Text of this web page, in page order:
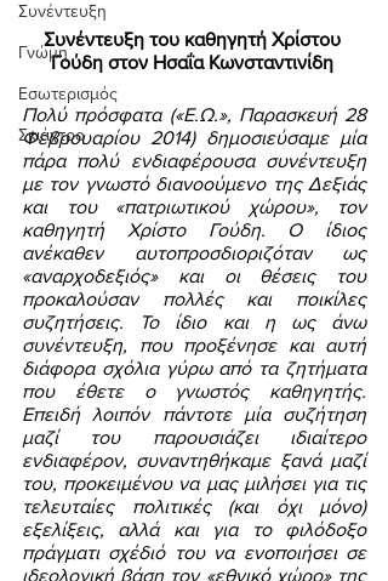
Συνέντευξη
Γνώμη
Εσωτερισμός
Σκιάχτρο
Συνέντευξη του καθηγητή Χρίστου
Γούδη στον Ησαΐα Κωνσταντινίδη
Πολύ πρόσφατα («Ε.Ω.», Παρασκευή 28
Φεβρουαρίου 2014) δημοσιεύσαμε μία
πάρα πολύ ενδιαφέρουσα συνέντευξη
με τον γνωστό διανοούμενο της Δεξιάς
και του «πατριωτικού χώρου», τον
καθηγητή Χρίστο Γούδη. Ο ίδιος
ανέκαθεν αυτοπροσδιοριζόταν ως
«αναρχοδεξιός» και οι θέσεις του
προκαλούσαν πολλές και ποικίλες
συζητήσεις. Το ίδιο και η ως άνω
συνέντευξη, που προξένησε και αυτή
διάφορα σχόλια γύρω από τα ζητήματα
που έθετε ο γνωστός καθηγητής.
Επειδή λοιπόν πάντοτε μία συζήτηση
μαζί του παρουσιάζει ιδιαίτερο
ενδιαφέρον, συναντηθήκαμε ξανά μαζί
του, προκειμένου να μας μιλήσει για τις
τελευταίες πολιτικές (και όχι μόνο)
εξελίξεις, αλλά και για το φιλόδοξο
πράγματι σχέδιό του να ενοποιήσει σε
ιδεολογική βάση τον «εθνικό χώρο» της